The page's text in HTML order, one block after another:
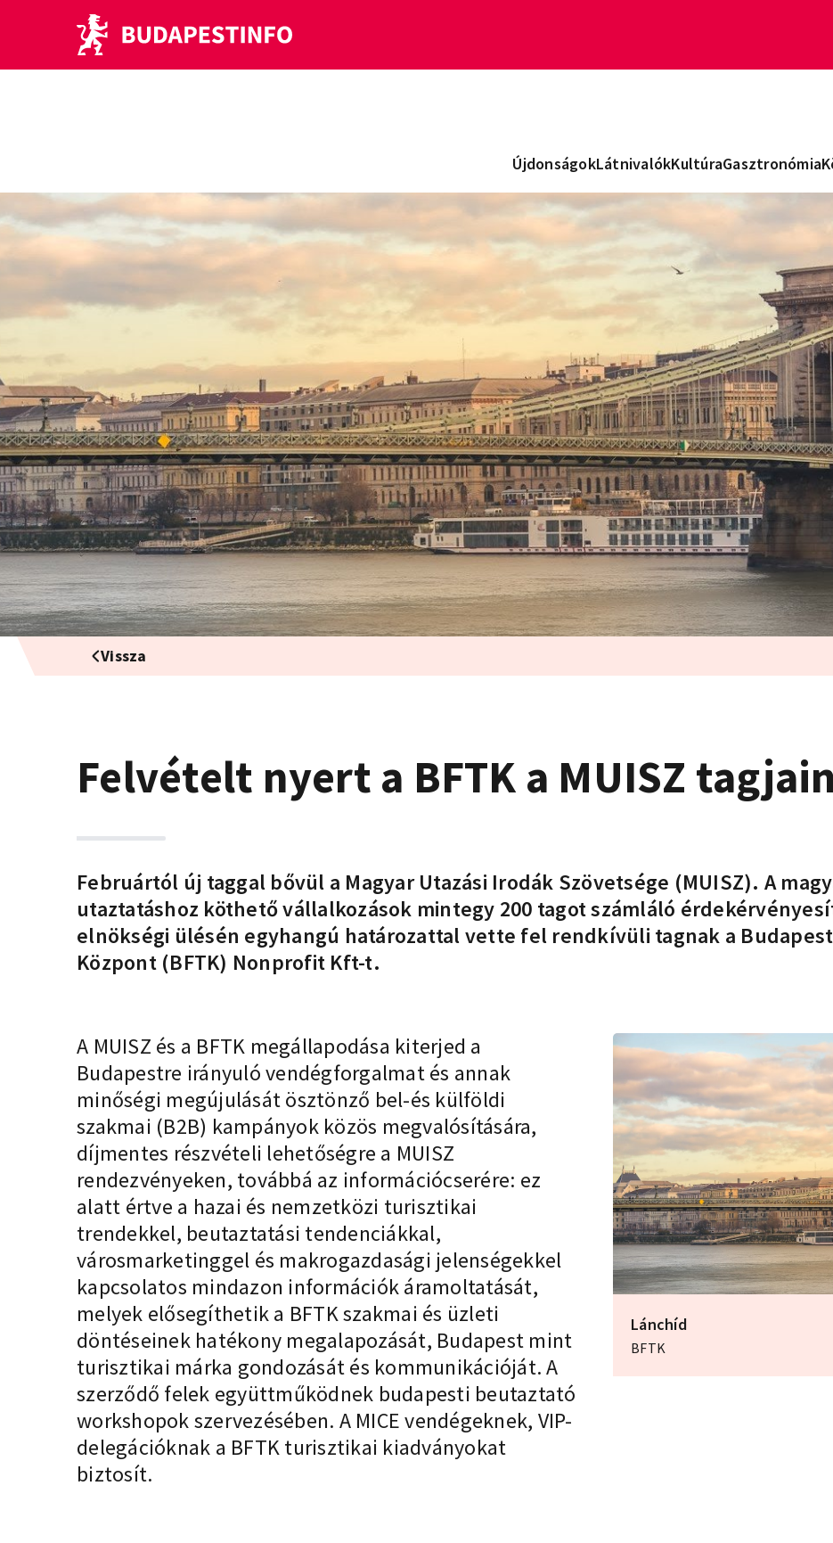
ÚjdonságokLátnivalókKultúraGasztronómia
Vissza
Felvételt nyert a BFTK a MUISZ
Februártól új taggal bővül a Magyar Utazási Irodák Szövetsége (MUISZ). A
utaztatáshoz köthető vállalkozások mintegy 200 tagot számláló
elnökségi ülésén egyhangú határozattal vette fel rendkívüli tagnak a
Központ (BFTK) Nonprofit Kft-t.
A MUISZ és a BFTK megállapodása kiterjed a
Budapestre irányuló vendégforgalmat és annak
minőségi megújulását ösztönző bel-és külföldi
szakmai (B2B) kampányok közös megvalósítására,
díjmentes részvételi lehetőségre a MUISZ
rendezvényeken, továbbá az információcserére: ez
alatt értve a hazai és nemzetközi turisztikai
trendekkel, beutaztatási tendenciákkal,
városmarketinggel és makrogazdasági jelenségekkel
kapcsolatos mindazon információk áramoltatását,
melyek elősegíthetik a BFTK szakmai és üzleti
döntéseinek hatékony megalapozását, Budapest mint
turisztikai márka gondozását és kommunikációját. A
szerződő felek együttműködnek budapesti beutaztató
workshopok szervezésében. A MICE vendégeknek, VIP-
delegációknak a BFTK turisztikai kiadványokat
biztosít.
Lánchíd
BFTK